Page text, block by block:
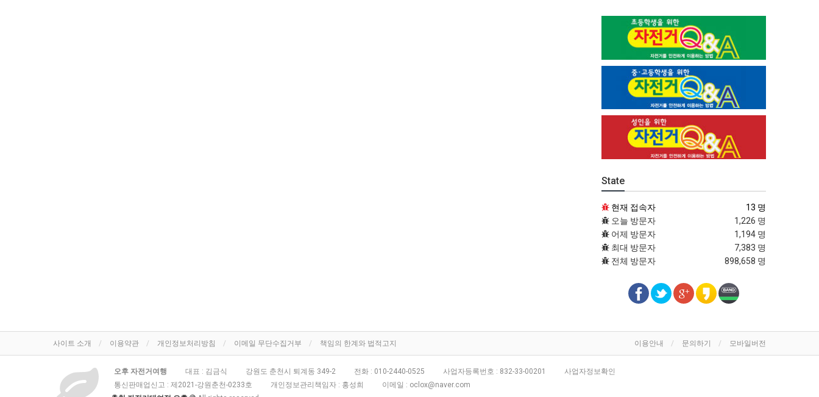
State
현재 접속자
13 명
오늘 방문자
1,226 명
어제 방문자
1,194 명
최대 방문자
7,383 명
전체 방문자
898,658 명
사이트 소개 이용약관 개인정보처리방침 이메일 무단수집거부 책임의 한계와 법적고지 이용안내 문의하기 모바일버전
오후 자전거여행 대표 : 김금식 강원도 춘천시 퇴계동 349-2 전화 : 010-2440-0525 사업자등록번호 : 832-33-00201
사업자정보확인
통신판매업신고 : 제2021-강원춘천-0233호 개인정보관리책임자 : 홍성희 이메일 : oclox@naver.com